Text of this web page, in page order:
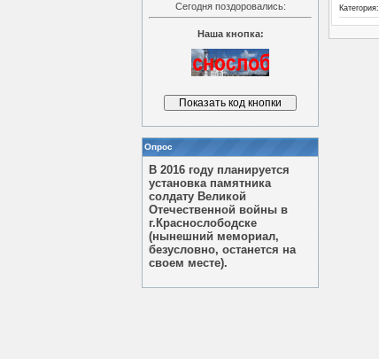
Сегодня поздоровались:
Наша кнопка:
Опрос
В 2016 году планируется
установка памятника
солдату Великой
Отечественной войны в
г.Краснослободске
(нынешний мемориал,
безусловно, останется на
своем месте).
Категория: